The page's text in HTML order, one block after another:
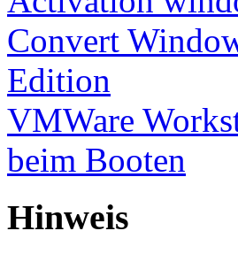
Convert
Edition
VMWare
beim Booten
Hinweis